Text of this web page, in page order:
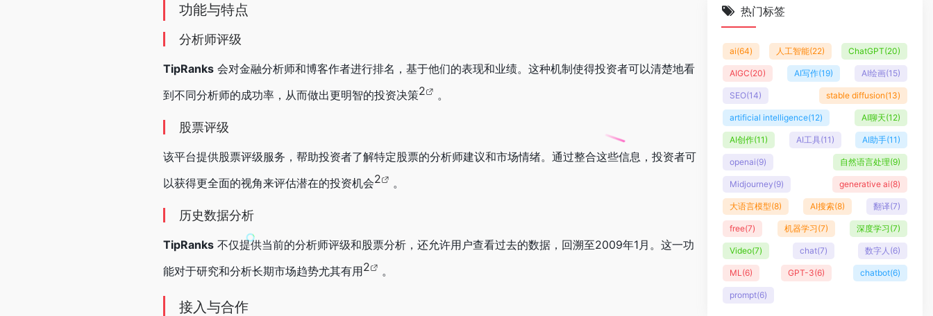
功能与特点
分析师评级
TipRanks 会对金融分析师和博客作者进行排名，基于他们的表现和业绩。这种机制使得投资者可以清楚地看
到不同分析师的成功率，从而做出更明智的投资决策2 。
股票评级
该平台提供股票评级服务，帮助投资者了解特定股票的分析师建议和市场情绪。通过整合这些信息，投资者可
以获得更全面的视角来评估潜在的投资机会2 。
历史数据分析
TipRanks 不仅提供当前的分析师评级和股票分析，还允许用户查看过去的数据，回溯至2009年1月。这一功
能对于研究和分析长期市场趋势尤其有用2 。
接入与合作
热门标签
ai(64) 人工智能(22) ChatGPT(20)
AIGC(20) AI写作(19) AI绘画(15)
SEO(14) stable diffusion(13)
artificial intelligence(12) AI聊天(12)
AI创作(11) AI工具(11) AI助手(11)
openai(9) 自然语言处理(9)
Midjourney(9) generative ai(8)
大语言模型(8) AI搜索(8) 翻译(7)
free(7) 机器学习(7) 深度学习(7)
Video(7) chat(7) 数字人 (6)
ML (6) GPT-3(6) chatbot(6)
prompt(6)